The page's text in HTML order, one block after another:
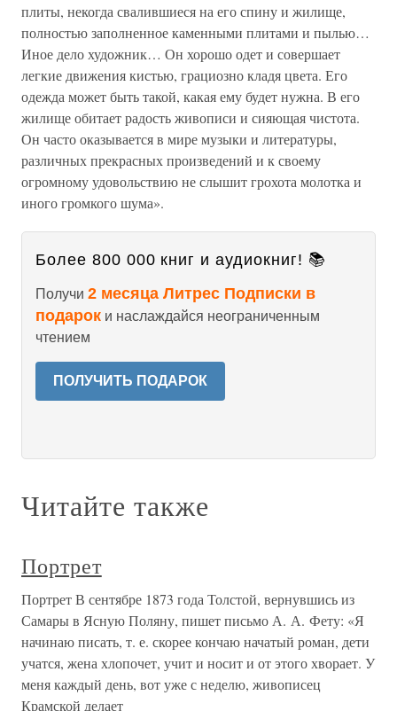
плиты, некогда свалившиеся на его спину и жилище,
полностью заполненное каменными плитами и пылью…
Иное дело художник… Он хорошо одет и совершает
легкие движения кистью, грациозно кладя цвета. Его
одежда может быть такой, какая ему будет нужна. В его
жилище обитает радость живописи и сияющая чистота.
Он часто оказывается в мире музыки и литературы,
различных прекрасных произведений и к своему
огромному удовольствию не слышит грохота молотка и
иного громкого шума».
Более 800 000 книг и аудиокниг! 📚
Получи 2 месяца Литрес Подписки в
подарок и наслаждайся неограниченным
чтением
ПОЛУЧИТЬ ПОДАРОК
Читайте также
Портрет
Портрет В сентябре 1873 года Толстой, вернувшись из
Самары в Ясную Поляну, пишет письмо А. А. Фету: «Я
начинаю писать, т. е. скорее кончаю начатый роман, дети
учатся, жена хлопочет, учит и носит и от этого хворает. У
меня каждый день, вот уже с неделю, живописец
Крамской делает